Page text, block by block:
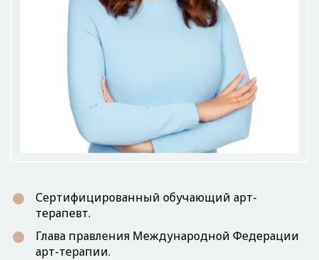
Сертифицированный обучающий арт-
терапевт.
Глава правления Международной Федерации
арт-терапии.